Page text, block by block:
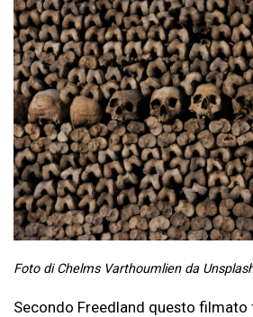
Foto di Chelms Varthoumlien da
Secondo Freedland questo